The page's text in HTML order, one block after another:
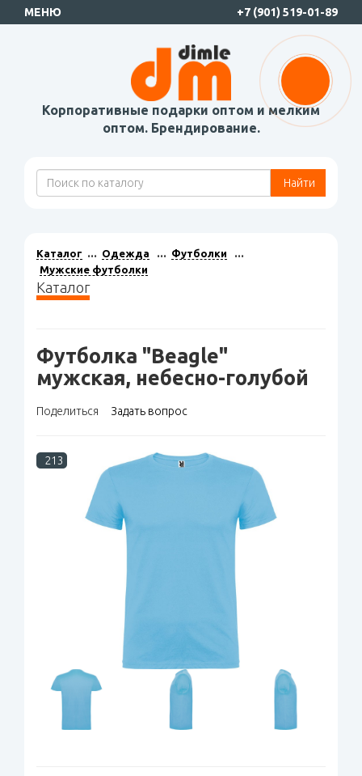
МЕНЮ +7 (901) 519-01-89
Корпоративные подарки оптом и мелким
оптом. Брендирование.
Найти
Каталог Одежда
Футболки
Мужские футболки
Каталог
Футболка "Beagle"
мужская, небесно-голубой
Поделиться Задать вопрос
213